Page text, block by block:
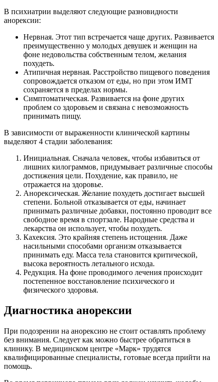
В психиатрии выделяют следующие разновидности
анорексии:
Нервная. Этот тип встречается чаще других. Развивается
преимущественно у молодых девушек и женщин на
фоне недовольства собственным телом, желания
похудеть.
Атипичная нервная. Расстройство пищевого поведения
сопровождается отказом от еды, но при этом ИМТ
сохраняется в пределах нормы.
Симптоматическая. Развивается на фоне других
проблем со здоровьем и связана с невозможность
принимать пищу.
В зависимости от выраженности клинической картины
выделяют 4 стадии заболевания:
Инициальная. Сначала человек, чтобы избавиться от
лишних килограммов, придумывает различные способы
достижения цели. Похудение, как правило, не
отражается на здоровье.
Анорексическая. Желание похудеть достигает высшей
степени. Больной отказывается от еды, начинает
принимать различные добавки, постоянно проводит все
свободное время в спортзале. Народные средства и
лекарства он использует, чтобы похудеть.
Кахексия. Это крайняя степень истощения. Даже
насильными способами организм отказывается
принимать еду. Масса тела становится критической,
высока вероятность летального исхода.
Редукция. На фоне проводимого лечения происходит
постепенное восстановление психического и
физического здоровья.
Диагностика анорексии
При подозрении на анорексию не стоит оставлять проблему
без внимания. Следует как можно быстрее обратиться в
клинику. В медицинском центре «Марк» трудятся
квалифицированные специалисты, готовые всегда прийти на
помощь.